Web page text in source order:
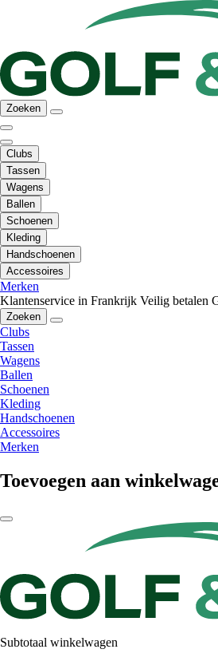
Zoeken
Clubs
Tassen
Wagens
Ballen
Schoenen
Kleding
Handschoenen
Accessoires
Merken
Klantenservice in Frankrijk Veilig betalen
Zoeken
Clubs
Tassen
Wagens
Ballen
Schoenen
Kleding
Handschoenen
Accessoires
Merken
Toevoegen aan
Subtotaal winkelwagen